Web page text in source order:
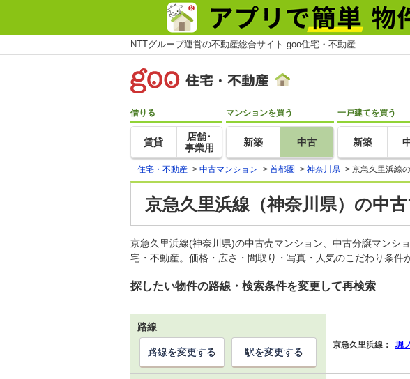
NTTグループ運営の不動産総合サイト goo住宅・不動産
借りる
賃貸
店舗･
事業用
マンションを買う
新築 中古
一戸建てを買う
新築
住宅・不動産 > 中古マンション > 首都圏 > 神奈川県 > 京急久里浜線
京急久里浜線（神奈川県）の中
京急久里浜線(神奈川県)の中古売マンション、中古分譲マンシ
宅・不動産。価格・広さ・間取り・写真・人気のこだわり条件
探したい物件の路線・検索条件を変更して再検索
路線
京急久里浜線： 堀
路線を変更する 駅を変更する